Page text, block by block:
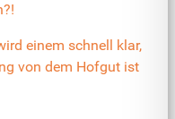
einem schnell klar,
von dem Hofgut ist